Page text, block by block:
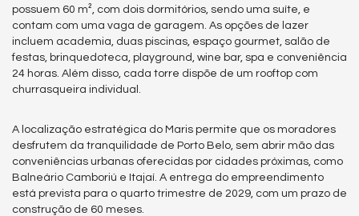
possuem 60 m², com dois dormitórios, sendo uma suíte, e
contam com uma vaga de garagem. As opções de lazer
incluem academia, duas piscinas, espaço gourmet, salão de
festas, brinquedoteca, playground, wine bar, spa e conveniência
24 horas. Além disso, cada torre dispõe de um rooftop com
churrasqueira individual.
A localização estratégica do Maris permite que os moradores
desfrutem da tranquilidade de Porto Belo, sem abrir mão das
conveniências urbanas oferecidas por cidades próximas, como
Balneário Camboriú e Itajaí. A entrega do empreendimento
está prevista para o quarto trimestre de 2029, com um prazo de
construção de 60 meses.